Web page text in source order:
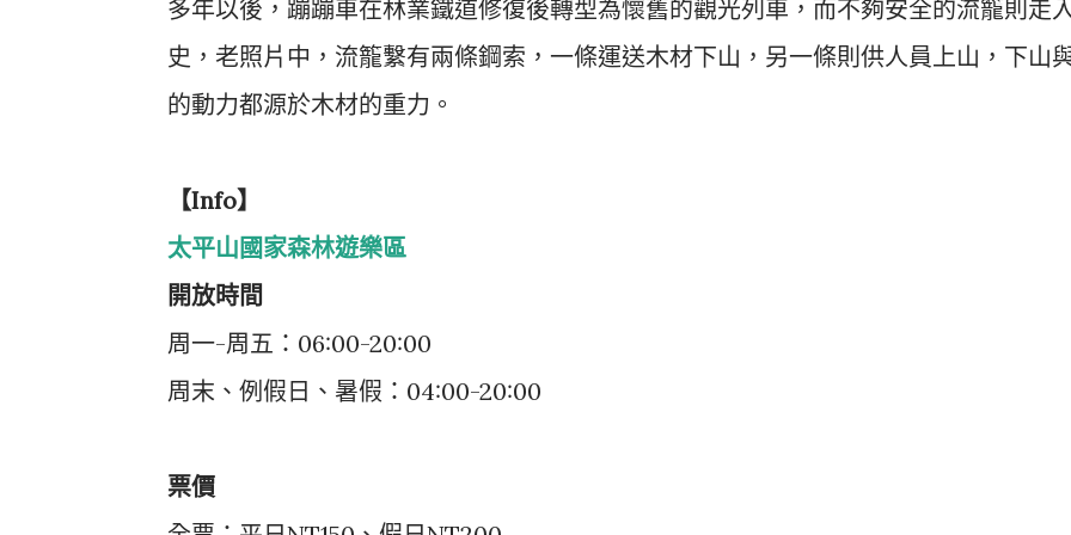
多年以後，蹦蹦車在林業鐵道修復後轉型為懷舊的觀光列車，而不夠安全的流籠則走
史，老照片中，流籠繫有兩條鋼索，一條運送木材下山，另一條則供人員上山，下山
的動力都源於木材的重力。
【Info】
太平山國家森林遊樂區
開放時間
周一-周五：06:00-20:00
周末、例假日、暑假：04:00-20:00
票價